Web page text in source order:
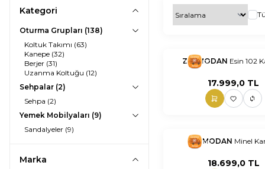
Kategori
Oturma Grupları (138)
Koltuk Takımı (63)
Kanepe (32)
Berjer (31)
Uzanma Koltuğu (12)
Sehpalar (2)
Sehpa (2)
Yemek Mobilyaları (9)
Sandalyeler (9)
Marka
nnnnn nn
ZERMODAN Esin 102
17.999,0 TL
nn
ZERMODAN Minel
18.699,0TL